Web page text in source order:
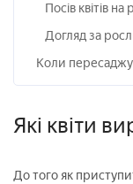
Посів квітів на
Догляд за
Коли
Які квіти
До того як